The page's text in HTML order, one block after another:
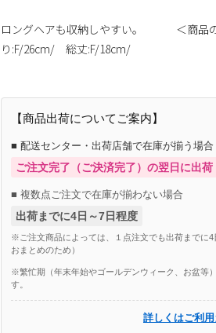
ロングヘアも収納しやすい。 ＜商品
り:F/26cm/ 総丈:F/18cm/
【商品出荷についてご案内】
■ 配送センター・出荷店舗で在庫が揃う場合
ご注文完了（ご決済完了）の翌日に出荷
■ 複数点ご注文で在庫が揃わない場合
出荷までに4日～7日程度
※ご注文商品によっては、１点注文でも出荷までに
おまとめのため）
※繁忙期（年末年始やゴールデンウィーク、お盆等
す。
詳しくはご利